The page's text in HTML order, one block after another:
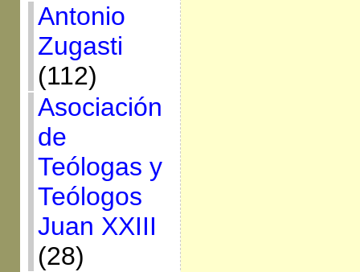
Antonio
Zugasti
(112)
Asociación
de
Teólogas y
Teólogos
Juan XXIII
(28)